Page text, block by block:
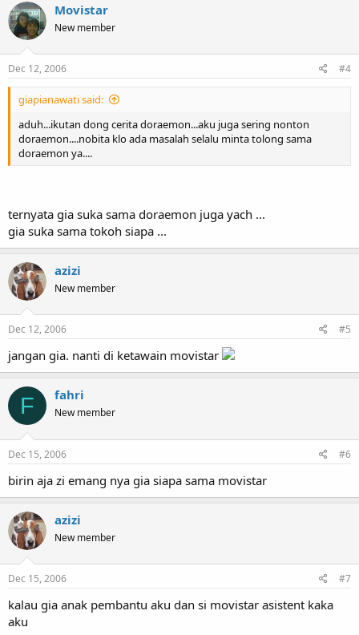
Movistar
New member
Dec 12, 2006 #4
giapianawati said:
aduh...ikutan dong cerita doraemon...aku juga sering nonton
doraemon....nobita klo ada masalah selalu minta tolong sama
doraemon ya....
ternyata gia suka sama doraemon juga yach ...
gia suka sama tokoh siapa ...
azizi
New member
Dec 12, 2006 #5
jangan gia. nanti di ketawain movistar
F fahri
New member
Dec 15, 2006 #6
birin aja zi emang nya gia siapa sama movistar
azizi
New member
Dec 15, 2006 #7
kalau gia anak pembantu aku dan si movistar asistent kaka
aku